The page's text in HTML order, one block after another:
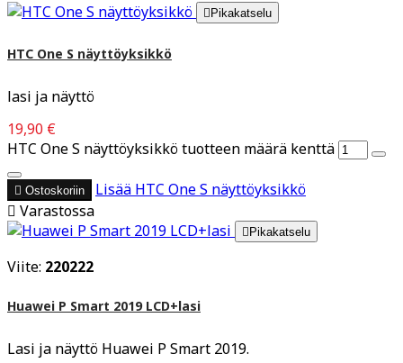
 Pikakatselu
HTC One S näyttöyksikkö
lasi ja näyttö
19,90 €
HTC One S näyttöyksikkö tuotteen määrä kenttä
 Ostoskoriin Lisää HTC One S näyttöyksikkö
 Varastossa
 Pikakatselu
Viite: 220222
Huawei P Smart 2019 LCD+lasi
Lasi ja näyttö Huawei P Smart 2019.